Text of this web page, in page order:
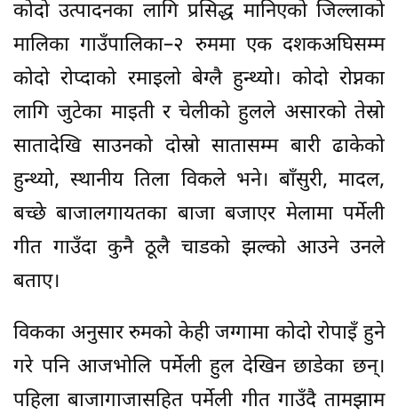
कोदो उत्पादनका लागि प्रसिद्ध मानिएको जिल्लाको
मालिका गाउँपालिका–२ रुममा एक दशकअघिसम्म
कोदो रोप्दाको रमाइलो बेग्लै हुन्थ्यो। कोदो रोप्नका
लागि जुटेका माइती र चेलीको हुलले असारको तेस्रो
सातादेखि साउनको दोस्रो सातासम्म बारी ढाकेको
हुन्थ्यो, स्थानीय तिला विकले भने। बाँसुरी, मादल,
बच्छे बाजालगायतका बाजा बजाएर मेलामा पर्मेली
गीत गाउँदा कुनै ठूलै चाडको झल्को आउने उनले
बताए।
विकका अनुसार रुमको केही जग्गामा कोदो रोपाइँ हुने
गरे पनि आजभोलि पर्मेली हुल देखिन छाडेका छन्।
पहिला बाजागाजासहित पर्मेली गीत गाउँदै तामझाम